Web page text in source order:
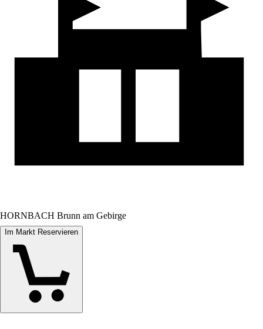
HORNBACH Brunn am Gebirge
Im Markt Reservieren